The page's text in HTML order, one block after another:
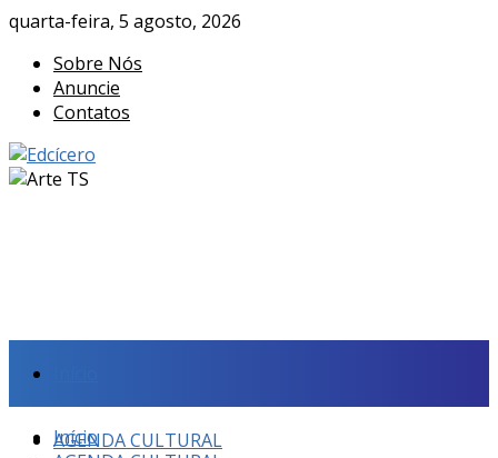
quarta-feira, 5 agosto, 2026
Sobre Nós
Anuncie
Contatos
AGENDA CULTURAL
Início